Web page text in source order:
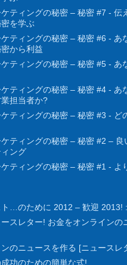
ティングの秘密 – 秘密 #7 - 伝
を学ぶ
ティングの秘密 – 秘密 #6 - あ
から利益
ティングの秘密 – 秘密 #5 - あ
ティングの秘密 – 秘密 #4 - あ
担当者か?
ティングの秘密 – 秘密 #3 - ど
ティングの秘密 – 秘密 #2 – 良
ング
ティングの秘密 – 秘密 #1 - よ
ト…のために 2012 – 歓迎 2013!
スレター! お金をオンラインの
のニュースを作る [ニュースレ
功のための簡単​​な式!